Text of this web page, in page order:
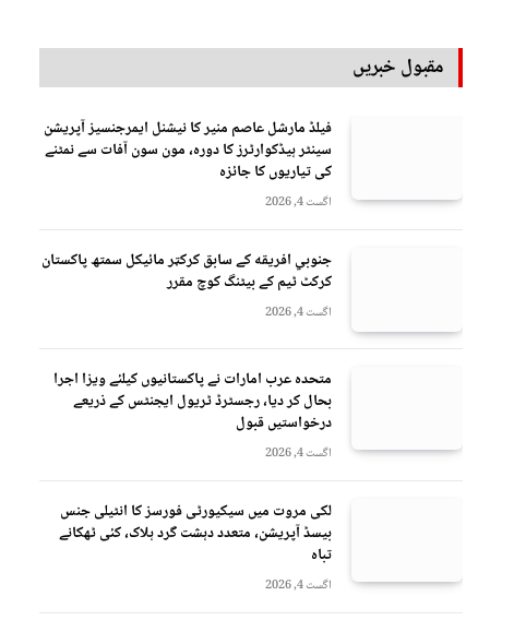
مقبول خبریں
فیلڈ مارشل عاصم منیر کا نیشنل ایمرجنسیز آپریشن
سینٹر ہیڈکوارٹرز کا دورہ، مون سون آفات سے نمٹنے
کی تیاریوں کا جائزہ
اگست 4, 2026
جنوبي افريقه کے سابق کرکټر مائیکل سمتھ پاکستان
کرکٹ ٹیم کے بیٹنگ کوچ مقرر
اگست 4, 2026
متحدہ عرب امارات نے پاکستانیوں کیلئے ویزا اجرا
بحال کر دیا، رجسٹرڈ ٹریول ایجنٹس کے ذریعے
درخواستیں قبول
اگست 4, 2026
لکی مروت میں سیکیورٹی فورسز کا انٹیلی جنس
بیسڈ آپریشن، متعدد دہشت گرد ہلاک، کئی ٹھکانے
تباہ
اگست 4, 2026